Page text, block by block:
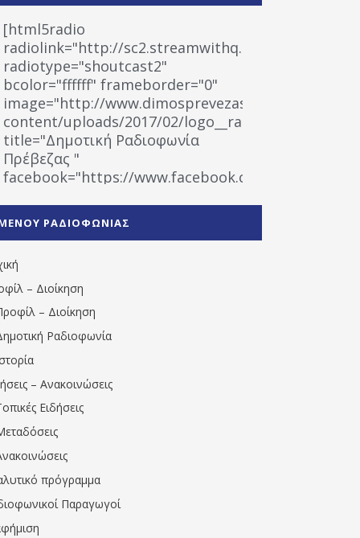
[html5radio
radiolink="http://sc2.streamwithq.com:8028/
radiotype="shoutcast2"
bcolor="ffffff" frameborder="0"
image="http://www.dimosprevezas.gr/wp-
content/uploads/2017/02/logo__radiofonias.jpg"
title="Δημοτική Ραδιοφωνία
Πρέβεζας "
facebook="https://www.facebook.com/
1531194763766854/" artist="" ]
ΡΑΔΙΟΦΩΝΙΑΣ
– Διοίκηση
– Διοίκηση
Ραδιοφωνία
– Ανακοινώσεις
Ειδήσεις
πρόγραμμα
Παραγωγοί